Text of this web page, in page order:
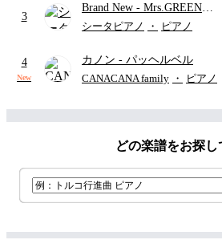
3
Brand New - Mrs.GREEN
APPLE
シータピアノ ・ ピアノ
4
New
カノン - パッヘルベル
CANACANA family ・ ピアノ
どの楽譜をお探し